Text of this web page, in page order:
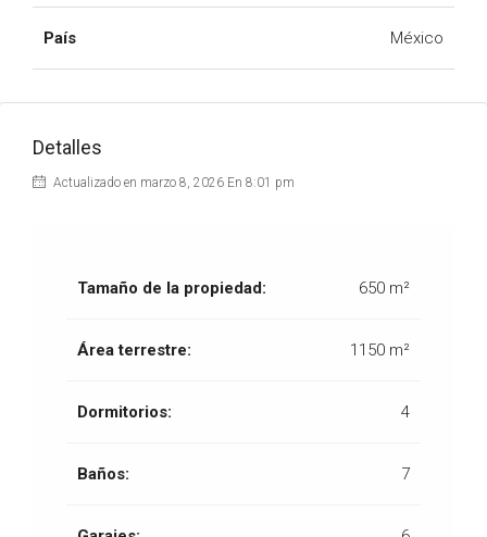
País México
Detalles
Actualizado en marzo 8, 2026 En 8:01 pm
Tamaño de la propiedad: 650 m²
Área terrestre: 1150 m²
Dormitorios: 4
Baños: 7